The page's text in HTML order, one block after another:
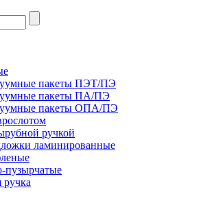
пакеты ПЭТ/ПЭ
пакеты ПА/ПЭ
пакеты ОПА/ПЭ
ручкой
ламинированные
пузырчатые